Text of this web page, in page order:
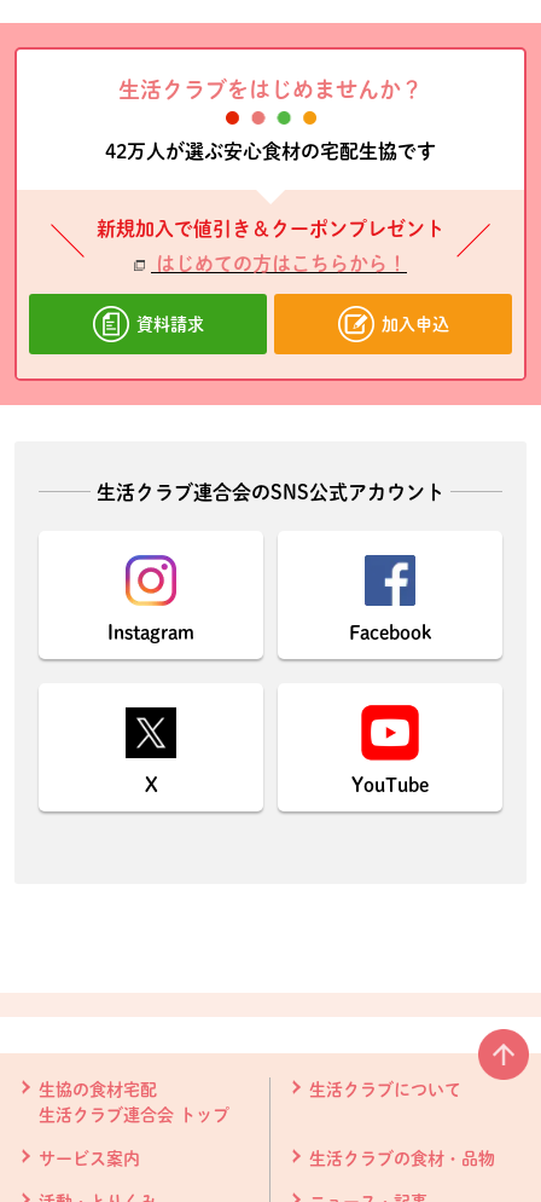
生活クラブをはじめませんか？
42万人が選ぶ安心食材の宅配生協です
新規加入で値引き＆クーポンプレゼント
はじめての方はこちらから！
資料請求 加入申込
生活クラブ連合会のSNS公式アカウント
Instagram Facebook
X YouTube
生協の食材宅配
生活クラブ連合会 トップ
生活クラブについて
サービス案内 生活クラブの食材・品物